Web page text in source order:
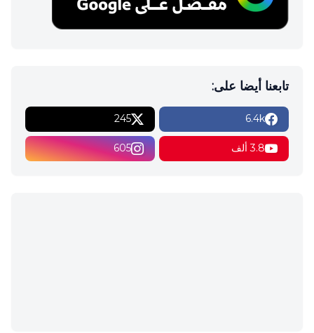
تابعنا أيضا على:
6.4k
245
3.8 ألف 605